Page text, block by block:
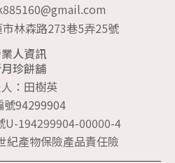
市林森路273巷5弄25號
人資訊
珍餅舖
：田樹英
號94299904
U-194299904-00000-4
紀產物保險產品責任險